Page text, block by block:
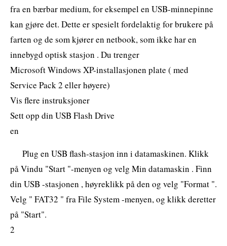
fra en bærbar medium, for eksempel en USB-minnepinne
kan gjøre det. Dette er spesielt fordelaktig for brukere på
farten og de som kjører en netbook, som ikke har en
innebygd optisk stasjon . Du trenger
Microsoft Windows XP-installasjonen plate ( med
Service Pack 2 eller høyere)
Vis flere instruksjoner
Sett opp din USB Flash Drive
en
Plug en USB flash-stasjon inn i datamaskinen. Klikk
på Vindu "Start "-menyen og velg Min datamaskin . Finn
din USB -stasjonen , høyreklikk på den og velg "Format ".
Velg " FAT32 " fra File System -menyen, og klikk deretter
på "Start".
2